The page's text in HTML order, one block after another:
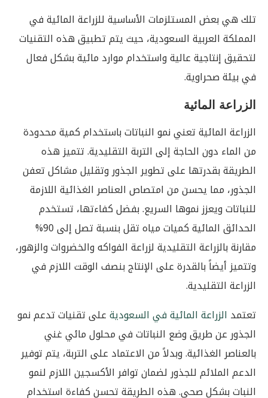
تلك هي بعض المستلزمات الأساسية للزراعة المائية في
المملكة العربية السعودية، حيث يتم تطبيق هذه التقنيات
لتحقيق إنتاجية عالية واستخدام موارد مائية بشكل فعال
في بيئة صحراوية.
الزراعة المائية
الزراعة المائية تعني نمو النباتات باستخدام كمية محدودة
من الماء دون الحاجة إلى التربة التقليدية. تتميز هذه
الطريقة بقدرتها على تطوير الجذور وتقليل مشاكل تعفن
الجذور، مما يحسن من امتصاص العناصر الغذائية اللازمة
للنباتات ويعزز نموها السريع. بفضل كفاءتها، تستخدم
الحدائق المائية كميات مياه تقل بنسبة تصل إلى 90%
مقارنة بالزراعة التقليدية لزراعة الفواكه والخضروات والزهور،
وتتميز أيضاً بالقدرة على الإنتاج بنصف الوقت اللازم في
الزراعة التقليدية.
تعتمد الزراعة المائية في السعوديةعلى تقنيات تدعم نمو
الجذور عن طريق وضع النباتات في محلول مائي غني
بالعناصر الغذائية. وبدلاً من الاعتماد على التربة، يتم توفير
الدعم الملائم للجذور لضمان توافر الأكسجين اللازم لنمو
النبات بشكل صحي. هذه الطريقة تحسن كفاءة استخدام